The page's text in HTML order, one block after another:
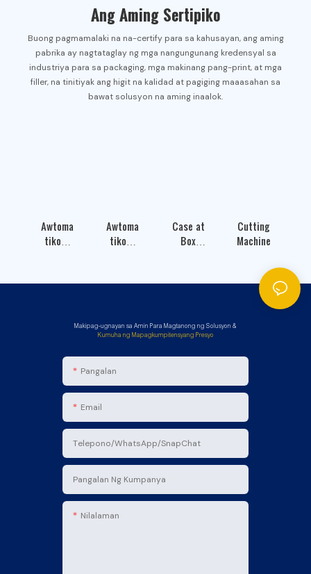
Ang Aming Sertipiko
Buong pagmamalaki na na-certify para sa kahusayan, ang aming
pabrika ay nagtataglay ng mga nangungunang kredensyal sa
industriya para sa packaging, mga makinang pang-print, at mga
filler, na tinitiyak ang higit na kalidad at pagiging maaasahan sa
bawat solusyon na aming inaalok.
Awtoma
tikong
Awtoma
tikong
Packagi
Case at
Box
Cutting
Machine
Makipag-ugnayan sa Amin Para Magtanong ng Solusyon &
Kumuha ng Mapagkumpitensyang Presyo
Pangalan
Email
Telepono/WhatsApp/SnapChat
Pangalan Ng Kumpanya
Nilalaman